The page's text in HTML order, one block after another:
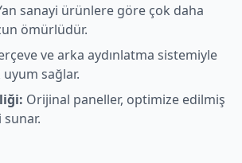
sanayi ürünlere göre çok daha
ömürlüdür.
ve arka aydınlatma sistemiyle
sağlar.
Orijinal paneller, optimize edilmiş